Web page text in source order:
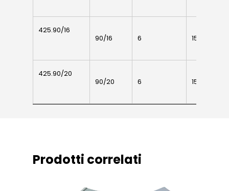
90/16 6 155
90/20 6 155
425.90/16
425.90/20
Prodotti correlati